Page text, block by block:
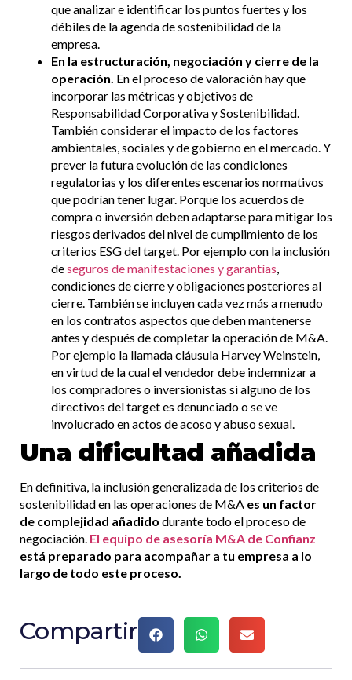
que analizar e identificar los puntos fuertes y los
débiles de la agenda de sostenibilidad de la
empresa.
En la estructuración, negociación y cierre de la
operación. En el proceso de valoración hay que
incorporar las métricas y objetivos de
Responsabilidad Corporativa y Sostenibilidad.
También considerar el impacto de los factores
ambientales, sociales y de gobierno en el mercado. Y
prever la futura evolución de las condiciones
regulatorias y los diferentes escenarios normativos
que podrían tener lugar. Porque los acuerdos de
compra o inversión deben adaptarse para mitigar los
riesgos derivados del nivel de cumplimiento de los
criterios ESG del target. Por ejemplo con la inclusión
deseguros de manifestaciones y garantías,
condiciones de cierre y obligaciones posteriores al
cierre. También se incluyen cada vez más a menudo
en los contratos aspectos que deben mantenerse
antes y después de completar la operación de M&A.
Por ejemplo la llamada cláusula Harvey Weinstein,
en virtud de la cual el vendedor debe indemnizar a
los compradores o inversionistas si alguno de los
directivos del target es denunciado o se ve
involucrado en actos de acoso y abuso sexual.
Una dificultad añadida
En definitiva, la inclusión generalizada de los criterios de
sostenibilidad en las operaciones de M&A es un factor
de complejidad añadido durante todo el proceso de
negociación. El equipo de asesoría M&A de Confianz
está preparado para acompañar a tu empresa a lo
largo de todo este proceso.
Compartir